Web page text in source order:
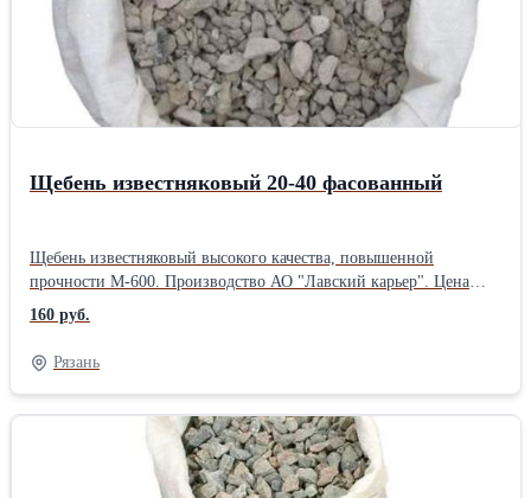
Щебень известняковый 20-40 фасованный
Щебень известняковый высокого качества, повышенной
прочности М-600. Производство АО "Лавский карьер". Цена
указана с учётом погрузки в автотранспорт. При заказе
большого объёма возможна скидка!Вид щебня: Известняковый
Фракция: Средний Форма поставки: Фасованный Марка щебня:
М600
160 руб.
Рязань